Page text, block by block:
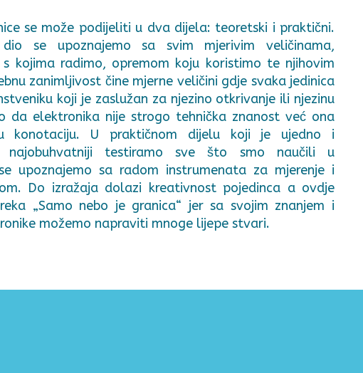
se može podijeliti u dva dijela: teoretski i praktični.
se upoznajemo sa svim mjerivim veličinama,
s kojima radimo, opremom koju koristimo te njihovim
zanimljivost čine mjerne veličini gdje svaka jedinica
koji je zaslužan za njezino otkrivanje ili njezinu
da elektronika nije strogo tehnička znanost već ona
konotaciju. U praktičnom dijelu koji je ujedno i
najobuhvatniji testiramo sve što smo naučili u
upoznajemo sa radom instrumenata za mjerenje i
Do izražaja dolazi kreativnost pojedinca a ovdje
„Samo nebo je granica“ jer sa svojim znanjem i
možemo napraviti mnoge lijepe stvari.